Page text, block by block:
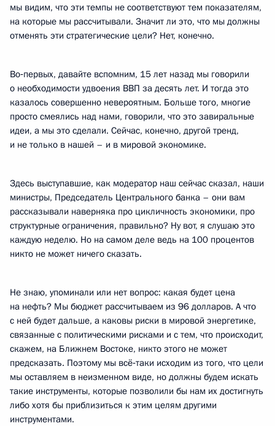
мы видим, что эти темпы не соответствуют тем показателям,
на которые мы рассчитывали. Значит ли это, что мы должны
отменять эти стратегические цели? Нет, конечно.
Во‑первых, давайте вспомним, 15 лет назад мы говорили
о необходимости удвоения ВВП за десять лет. И тогда это
казалось совершенно невероятным. Больше того, многие
просто смеялись над нами, говорили, что это завиральные
идеи, а мы это сделали. Сейчас, конечно, другой тренд,
и не только в нашей – и в мировой экономике.
Здесь выступавшие, как модератор наш сейчас сказал, наши
министры, Председатель Центрального банка – они вам
рассказывали наверняка про цикличность экономики, про
структурные ограничения, правильно? Ну вот, я слушаю это
каждую неделю. Но на самом деле ведь на 100 процентов
никто не может ничего сказать.
Не знаю, упоминали или нет вопрос: какая будет цена
на нефть? Мы бюджет рассчитываем из 96 долларов. А что
с ней будет дальше, а каковы риски в мировой энергетике,
связанные с политическими рисками и с тем, что происходит,
скажем, на Ближнем Востоке, никто этого не может
предсказать. Поэтому мы всё‑таки исходим из того, что цели
мы оставляем в неизменном виде, но должны будем искать
такие инструменты, которые позволили бы нам их достигнуть
либо хотя бы приблизиться к этим целям другими
инструментами.